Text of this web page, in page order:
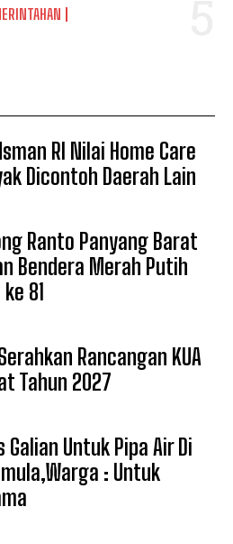
RI Nilai Home Care
Dicontoh Daerah Lain
Ranto Panyang Barat
Bendera Merah Putih
81
Rancangan KUA
Tahun 2027
Untuk Pipa Air Di
: Untuk